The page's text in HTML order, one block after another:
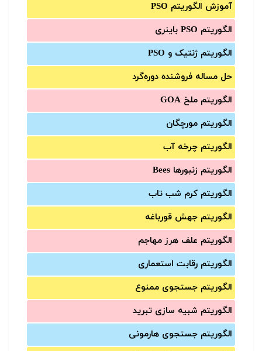
آموزش الگوریتم PSO
الگوریتم PSO باینری
الگوریتم ژنتیک و PSO
حل مساله فروشنده دوره‌گرد
الگوریتم ملخ GOA
الگوریتم مورچگان
الگوریتم چرخه آب
الگوریتم زنبورها Bees
الگوریتم کرم شب تاب
الگوریتم جهش قورباغه
الگوریتم علف هرز مهاجم
الگوریتم رقابت استعماری
الگوریتم جستجوی ممنوع
الگوریتم شبیه سازی تبرید
الگوریتم جستجوی هارمونی